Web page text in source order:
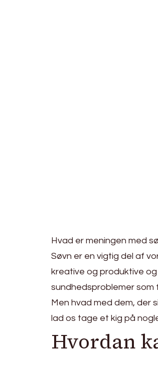
Hvad er meningen med
Søvn er en vigtig del af
kreative og produktive og
sundhedsproblemer
Men hvad med dem, der
lad os tage et kig på
Hvordan